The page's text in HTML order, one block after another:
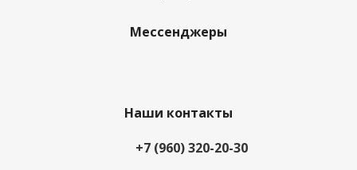
Мессенджеры
Наши контакты
+7 (960) 320-20-30